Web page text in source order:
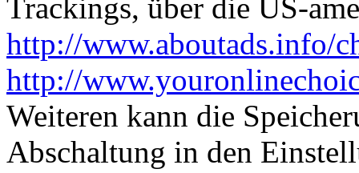
Trackings, über die US-
http://www.aboutads.info/
http://
Weiteren kann die
Abschaltung in den